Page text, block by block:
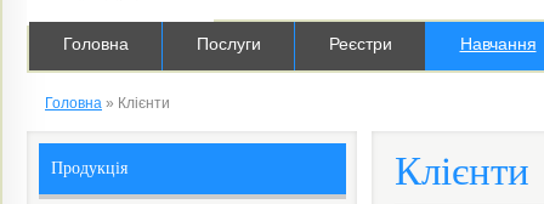
Головна Послуги Реєстри Навчання
Головна » Клієнти
Клієнти
Продукція